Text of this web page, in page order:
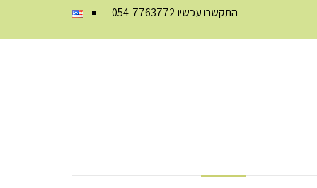
התקשרו עכשיו054-7763772